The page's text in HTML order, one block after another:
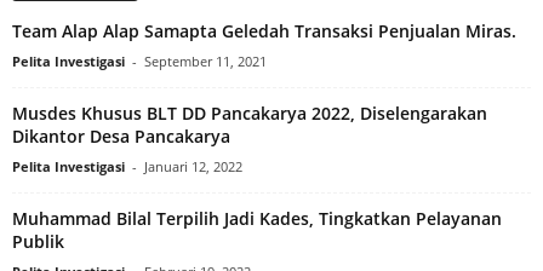
Team Alap Alap Samapta Geledah Transaksi Penjualan Miras.
Pelita Investigasi - September 11, 2021
Musdes Khusus BLT DD Pancakarya 2022, Diselengarakan
Dikantor Desa Pancakarya
Pelita Investigasi - Januari 12, 2022
Muhammad Bilal Terpilih Jadi Kades, Tingkatkan Pelayanan
Publik